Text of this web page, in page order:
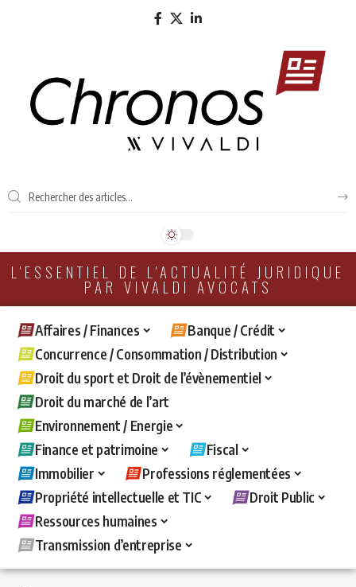
L'ESSENTIEL DE L'ACTUALITÉ JURIDIQUE
PAR VIVALDI AVOCATS
Affaires / Finances
Banque / Crédit
Concurrence / Consommation / Distribution
Droit du sport et Droit de l’évènementiel
Droit du marché de l’art
Environnement / Energie
Finance et patrimoine
Fiscal
Immobilier
Professions réglementées
Propriété intellectuelle et TIC
Droit Public
Ressources humaines
Transmission d’entreprise